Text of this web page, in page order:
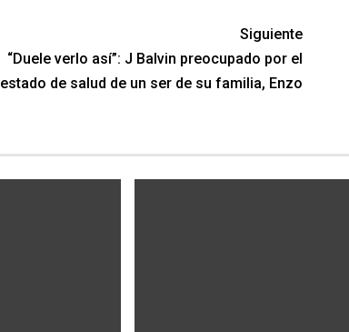
Siguiente
“Duele verlo así”: J Balvin preocupado por el
estado de salud de un ser de su familia, Enzo